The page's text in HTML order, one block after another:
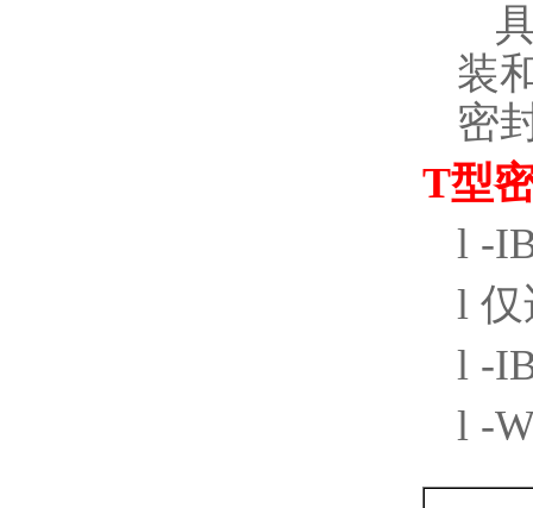
装
密
T型
l -
l 仅
l -
l -